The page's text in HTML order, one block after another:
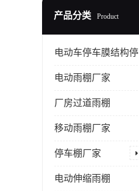
产品分类 Product
电动雨棚厂家
厂房过道雨棚
移动雨棚厂家
停车棚厂家
电动伸缩雨棚